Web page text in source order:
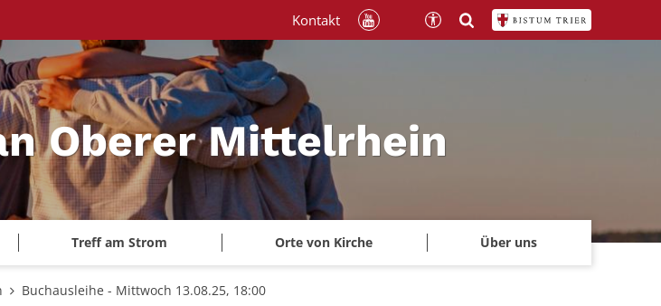
Oberer Mittelrhein
Treff am Strom Orte von Kirche Über uns
Kontakt
Buchausleihe - Mittwoch 13.08.25, 18:00